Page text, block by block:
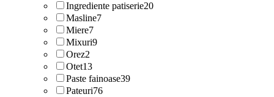
Ingrediente patiserie20
Masline7
Miere7
Mixuri9
Orez2
Otet13
Paste fainoase39
Pateuri76